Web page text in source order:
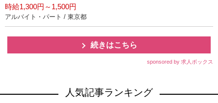
時給1,300円～1,500円
アルバイト・パート / 東京都
続きはこちら
sponsored by 求人ボックス
人気記事ランキング